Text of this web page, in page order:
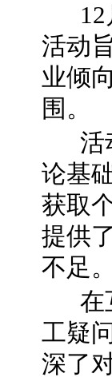
12
活动
业倾
围。
活
论基
获取
提供
不足。
在
工疑
深了